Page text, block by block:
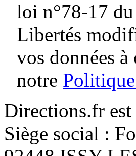
loi n°78-17
Libertés
vos données
notre
Directions.fr
Siège social :